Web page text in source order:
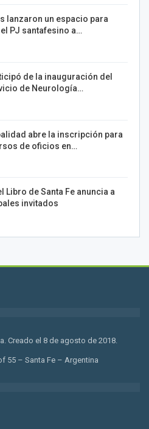
lanzaron un espacio para
PJ santafesino a…
de la inauguración del
de Neurología…
abre la inscripción para
de oficios en…
Libro de Santa Fe anuncia a
invitados
Creado el 8 de agosto de 2018.
55 – Santa Fe – Argentina